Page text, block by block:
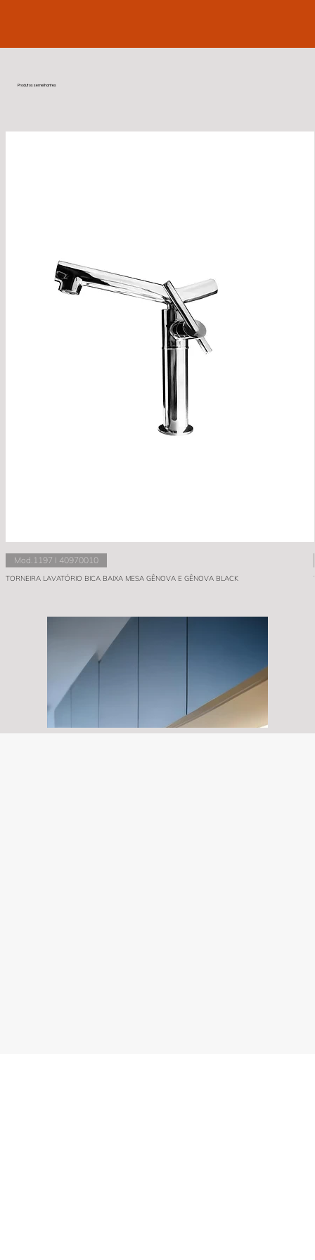
Produtos semelhantes
Mod.1197 I 40970010
TORNEIRA LAVATÓRIO BICA BAIXA MESA GÊNOVA E GÊNOVA BLACK